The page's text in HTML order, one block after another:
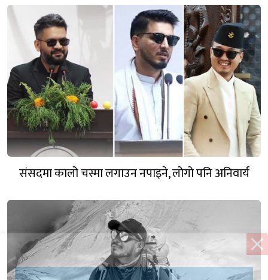
संसदमा कालो चस्मा लगाउन नपाइने, लोगो पनि अनिवार्य